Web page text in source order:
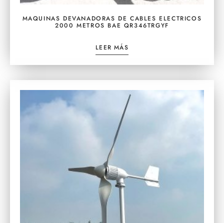
MAQUINAS DEVANADORAS DE CABLES ELECTRICOS
2000 METROS BAE QR346TRGYF
LEER MÁS